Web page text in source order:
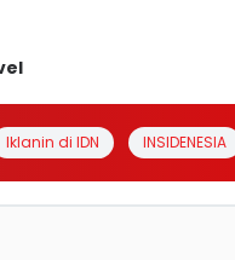
Iklanin di IDN INSIDENESIA